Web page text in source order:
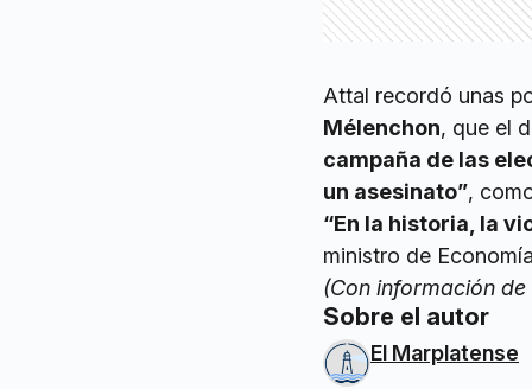
Attal recordó unas
Mélenchon, que el
campaña de las
un asesinato”,
“En la historia, la
ministro de
(Con información de
Sobre el autor
El Marplatense